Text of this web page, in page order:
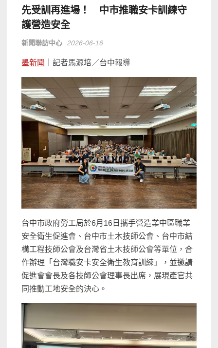
先受訓再進場！ 中市推職安卡訓練守
護營造安全
新聞聯訪中心 2026-06-16
墨新聞 ｜記者馬源培／台中報導
台中市政府勞工局於6月16日攜手營造業中區職業
安全衛生促進會、台中市土木技師公會、台中市結
構工程技師公會及台灣省土木技師公會等單位，合
作辦理「台灣職安卡安全衛生教育訓練」，並邀請
促進會會長及各技師公會理事長出席，展現產官共
同推動工地安全的決心。